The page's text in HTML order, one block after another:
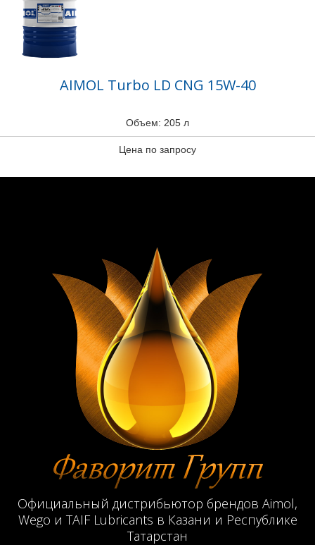
AIMOL Turbo LD CNG 15W-40
Объем: 205 л
Цена по запросу
Официальный дистрибьютор брендов Aimol,
Wego и TAIF Lubricants в Казани и Республике
Татарстан